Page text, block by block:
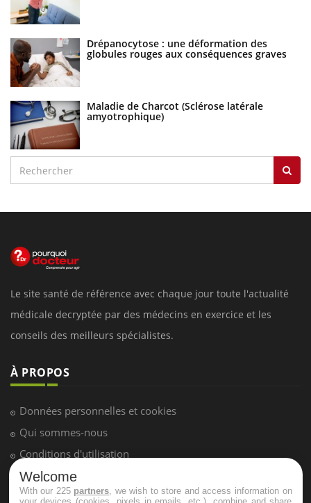
Drépanocytose : une déformation des
globules rouges aux conséquences graves
Maladie de Charcot (Sclérose latérale
amyotrophique)
Le site santé de référence avec chaque jour toute l'actualité
médicale decryptée par des médecins en exercice et les
conseils des meilleurs spécialistes.
À PROPOS
Données personnelles et cookies
Qui sommes-nous
Conditions d'utilisation
Plan du site
Mentions Légales
Welcome
With our 225 partners , we wish to store and access information on
your devices (cookies, pixels in emails, etc.), combine and share